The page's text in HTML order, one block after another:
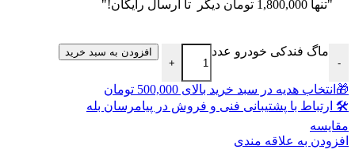
"تنها 1,800,000 تومان دیگر تا ارسال رایگان!"
-
ماگ فندکی خودرو عدد
+
افزودن به سبد خرید
🎁انتخاب هدیه در سبد خرید بالای 500,000 تومان
🛠 ارتباط با پشتیبانی فنی و فروش در پیامرسان بله
مقايسه
افزودن به علاقه مندی